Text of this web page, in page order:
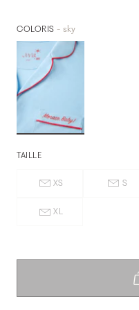
COLORIS - sky
TAILLE
XS S
XL